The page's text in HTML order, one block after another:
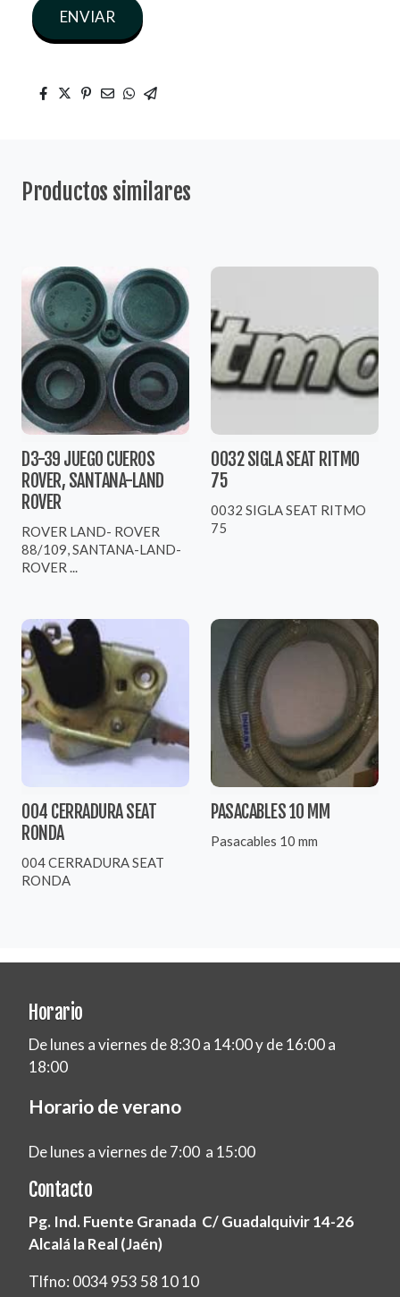
ENVIAR
Productos similares
D3-39 JUEGO CUEROS
ROVER, SANTANA-LAND
ROVER
ROVER LAND- ROVER
88/109, SANTANA-LAND-
ROVER ...
0032 SIGLA SEAT RITMO
75
0032 SIGLA SEAT RITMO
75
004 CERRADURA SEAT
RONDA
004 CERRADURA SEAT
RONDA
PASACABLES 10 MM
Pasacables 10 mm
Horario
De lunes a viernes de 8:30 a 14:00 y de 16:00 a
18:00
Horario de verano
De lunes a viernes de 7:00 a 15:00
Contacto
Pg. Ind. Fuente Granada C/ Guadalquivir 14-26
Alcalá la Real (Jaén)
Tlfno: 0034 953 58 10 10